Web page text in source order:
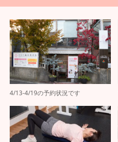
4/13-4/19の予約状況です